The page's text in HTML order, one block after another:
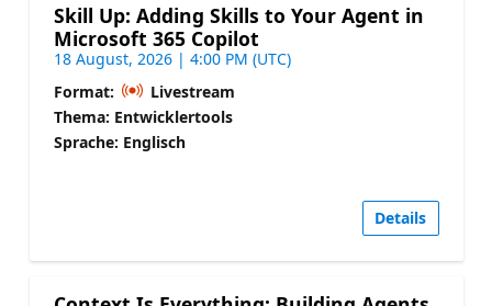
Skill Up: Adding Skills to Your Agent in
Microsoft 365 Copilot
18 August, 2026 | 4:00 PM (UTC)
Format:
Livestream
Thema: Entwicklertools
Sprache: Englisch
Details